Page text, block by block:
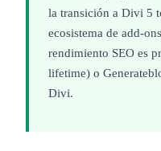
la transición a Divi 5
ecosistema de add-
rendimiento SEO es
lifetime) o
Divi.